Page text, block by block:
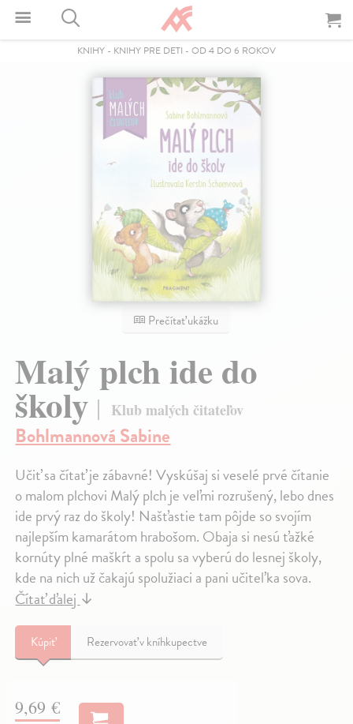
KNIHY - KNIHY PRE DETI - OD 4 DO 6 ROKOV
Prečítať ukážku
Malý plch ide do
školy Klub malých čitateľov
Bohlmannová Sabine
Učiť sa čítať je zábavné! Vyskúšaj si veselé prvé čítanie
o malom plchovi Malý plch je veľmi rozrušený, lebo dnes
ide prvý raz do školy! Našťastie tam pôjde so svojím
najlepším kamarátom hrabošom. Obaja si nesú ťažké
kornúty plné maškŕt a spolu sa vyberú do lesnej školy,
kde na nich už čakajú spolužiaci a pani učiteľka sova.
Čítať ďalej↓
Kúpiť Rezervovať v kníhkupectve
9,69 €